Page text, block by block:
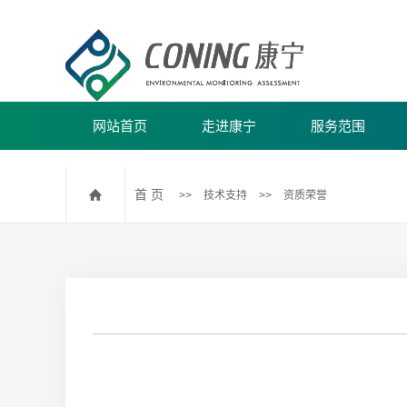
网站首页 走进康宁
公司团建
服务范围
海水监测
固废和污泥监测
首 页 >> 技术支持 >> 资质荣誉